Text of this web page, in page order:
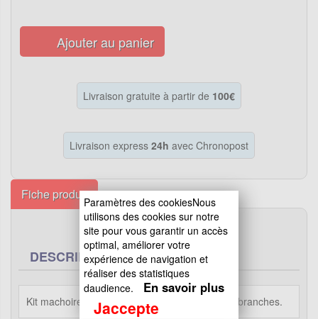
Ajouter au panier
Livraison gratuite à partir de 100€
Livraison express 24h avec Chronopost
Fiche produit
DESCRIPTION
Kit machoire Racing Zocchi pour embrayage 2 branches.
Paramètres des cookiesNous
utilisons des cookies sur notre
site pour vous garantir un accès
optimal, améliorer votre
expérience de navigation et
réaliser des statistiques
daudience.
En savoir plus
Jaccepte